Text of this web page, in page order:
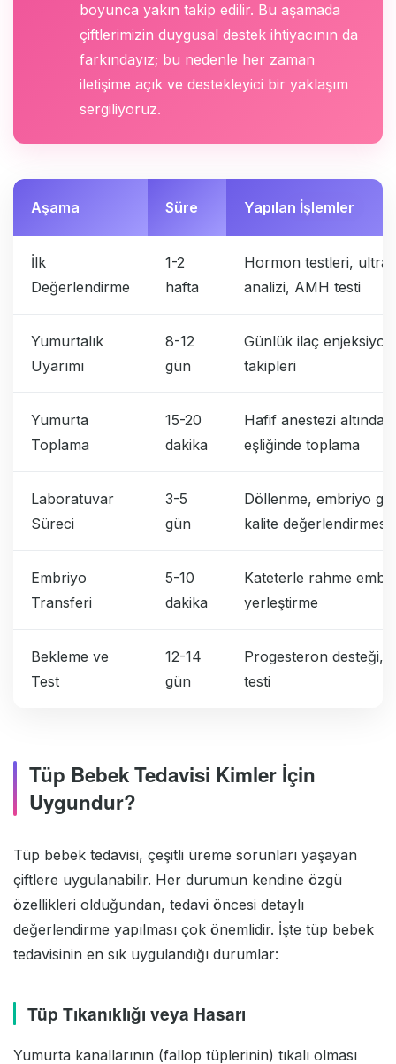
boyunca yakın takip edilir. Bu aşamada
çiftlerimizin duygusal destek ihtiyacının da
farkındayız; bu nedenle her zaman
iletişime açık ve destekleyici bir yaklaşım
sergiliyoruz.
Aşama Süre Yapılan İşlemler
İlk
Değerlendirme
1-2
hafta
Hormon testleri,
analizi, AMH testi
Yumurtalık
Uyarımı
8-12
gün
Günlük ilaç
takipleri
Yumurta
Toplama
15-20
dakika
Hafif anestezi altında
eşliğinde toplama
Laboratuvar
Süreci
3-5
gün
Döllenme, embriyo
kalite değerlendirmesi
Embriyo
Transferi
5-10
dakika
Kateterle rahme
yerleştirme
Bekleme ve
Test
12-14
gün
Progesteron desteği,
testi
Tüp Bebek Tedavisi Kimler İçin
Uygundur?
Tüp bebek tedavisi, çeşitli üreme sorunları yaşayan
çiftlere uygulanabilir. Her durumun kendine özgü
özellikleri olduğundan, tedavi öncesi detaylı
değerlendirme yapılması çok önemlidir. İşte tüp bebek
tedavisinin en sık uygulandığı durumlar:
Tüp Tıkanıklığı veya Hasarı
Yumurta kanallarının (fallop tüplerinin) tıkalı olması